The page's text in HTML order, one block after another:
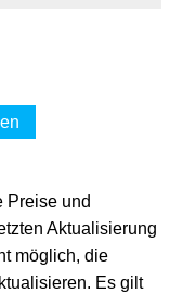
Preise und
Aktualisierung
möglich, die
Es gilt